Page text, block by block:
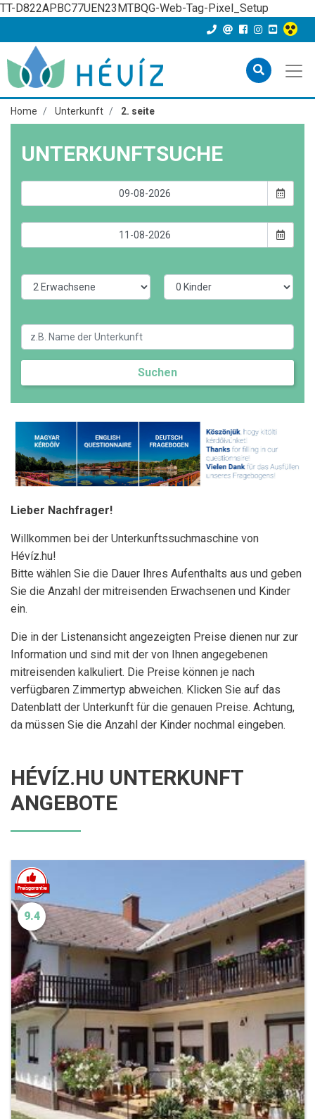
TT-D822APBC77UEN23MTBQG-Web-Tag-Pixel_Setup
Home Unterkunft 2. seite
UNTERKUNFTSUCHE
Suchen
Lieber Nachfrager!
Willkommen bei der Unterkunftssuchmaschine von
Hévíz.hu!
Bitte wählen Sie die Dauer Ihres Aufenthalts aus und geben
Sie die Anzahl der mitreisenden Erwachsenen und Kinder
ein.
Die in der Listenansicht angezeigten Preise dienen nur zur
Information und sind mit der von Ihnen angegebenen
mitreisenden kalkuliert. Die Preise können je nach
verfügbaren Zimmertyp abweichen. Klicken Sie auf das
Datenblatt der Unterkunft für die genauen Preise. Achtung,
da müssen Sie die Anzahl der Kinder nochmal eingeben.
HÉVÍZ.HU UNTERKUNFT
ANGEBOTE
9.4